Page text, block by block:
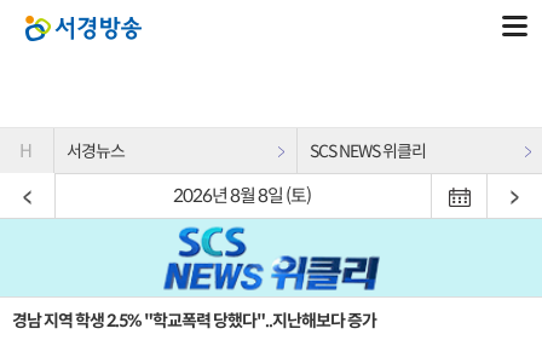
H 서경뉴스 SCS NEWS 위클리
2026년 8월 8일 (토)
경남 지역 학생 2.5% "학교폭력 당했다"..지난해보다 증가